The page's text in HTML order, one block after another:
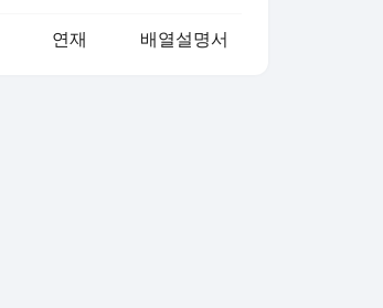
연재 배열설명서